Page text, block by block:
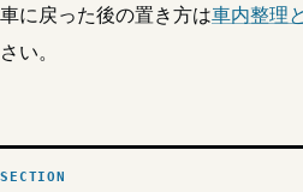
車に戻った後の置き方は車内整理
さい。